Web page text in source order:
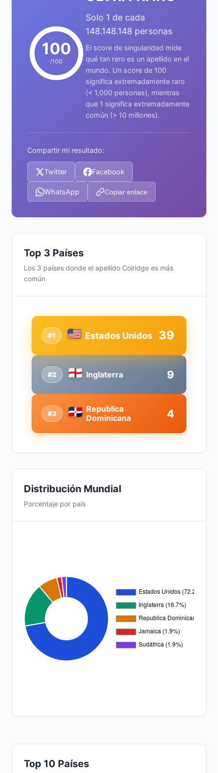
100
/100
Solo 1 de cada
148.148.148 personas
El score de singularidad mide
qué tan raro es un apellido en el
mundo. Un score de 100
significa extremadamente raro
(< 1,000 personas), mientras
que 1 significa extremadamente
común (> 10 millones).
Compartir mi resultado:
Twitter Facebook
WhatsApp Copiar enlace
Top 3 Países
Los 3 países donde el apellido Colridge es más
común
#2 Inglaterra 9
#1 Estados Unidos 39
#3
Republica
Dominicana
4
Distribución Mundial
Porcentaje por país
Top 10 Países